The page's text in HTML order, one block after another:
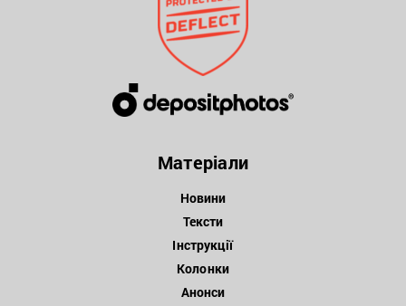
Матеріали
Новини
Тексти
Інструкції
Колонки
Анонси